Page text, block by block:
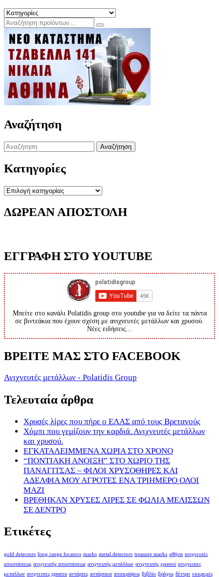
Αναζήτηση
Search
Κατηγορίες
Κατηγορίες
ΔΩΡΕΑΝ ΑΠΟΣΤΟΛΗ
ΕΓΓΡΑΦΗ ΣΤΟ YOUTUBE
Μπείτε στο κανάλι Polatidis group στο youtube για να δείτε τα πάντα
σε βιντεάκια που έχουν σχέση με ανιχνευτές μετάλλων και χρυσού.
Νέες ειδήσεις...
ΒΡΕΙΤΕ ΜΑΣ ΣΤΟ FACEBOOK
Ανιχνευτές μετάλλων - Polatidis Group
Τελευταία άρθρα
Χρυσές λίρες που πήρε ο ΕΛΑΣ από τους Βρετανούς
Χόμπι που γεμίζουν την καρδιά. Ανιχνευτές μετάλλων
και χρυσού.
ΕΓΚΑΤΑΛΕΙΜΜΕΝΑ ΧΩΡΙΑ ΣΤΟ ΧΡΟΝΟ
“ΠΟΝΤΙΑΚΗ ΑΝΟΙΞΗ” ΣΤΟ ΧΩΡΙΟ ΤΗΣ
ΠΑΝΑΓΙΤΣΑΣ – ΦΙΛΟΙ ΧΡΥΣΟΘΗΡΕΣ ΚΑΙ
ΑΔΕΛΦΙΑ ΜΟΥ ΑΓΡΟΤΕΣ ΕΝΑ ΤΡΙΗΜΕΡΟ ΟΛΟΙ
ΜΑΖΙ
ΒΡΕΘΗΚΑΝ ΧΡΥΣΕΣ ΛΙΡΕΣ ΣΕ ΦΩΛΙΑ ΜΕΛΙΣΣΩΝ
ΣΕ ΔΕΝΤΡΟ
Ετικέτες
gold detectors long range locators marks metal detectors treasure marks αθήνα ανιχνευτές
αποστάσεως ανιχνευτής αποστάσεως ανιχνευτής μετάλλων ανιχνευτής χρυσού ανιχνευτες
μεταλλων ανιχνευτες χρυσου αντάρτες αντάρτικα αποκρύψεις βιβλίο βράχος δέντρο εκκρεμές